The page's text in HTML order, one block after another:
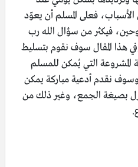
فعلى المسلم أن يعوّد
فيكثر من سؤال الله رب
هذا المقال سوف نقوم بتسليط
التي يُمكن للمسلم
وسوف نقدم أدعية مباركة يمكن
بصيغة الجمع، وغير ذلك من